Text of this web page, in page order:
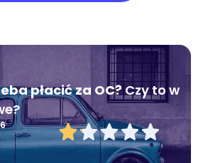
płacić za OC?Czy to w